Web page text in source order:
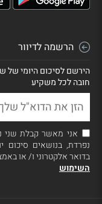
הרשמה לדיוור
הירשם לסיכום היומי של
חובה לכל משקיע
אני מאשר קבלת שני
נפרדת, בנושאים סיכום
בדואר אלקטרוני ו/ או
השימוש